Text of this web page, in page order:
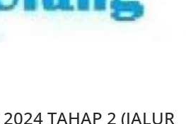
TAHAP 2 (JALUR